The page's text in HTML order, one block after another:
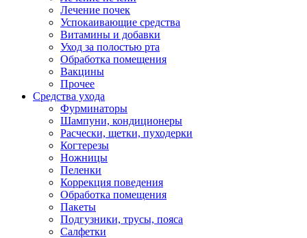
Лечение почек
Успокаивающие средства
Витамины и добавки
Уход за полостью рта
Обработка помещения
Вакцины
Прочее
Средства ухода
Фурминаторы
Шампуни, кондиционеры
Расчески, щетки, пуходерки
Когтерезы
Ножницы
Пеленки
Коррекция поведения
Обработка помещения
Пакеты
Подгузники, трусы, пояса
Салфетки